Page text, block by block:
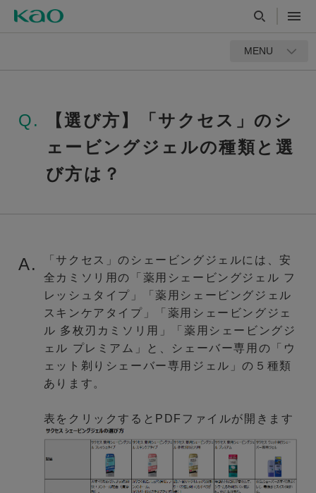
MENU
Q.
【選び方】「サクセス」のシ
ェービングジェルの種類と選
び方は？
A.
「サクセス」のシェービングジェルには、安
全カミソリ用の「薬用シェービングジェル フ
レッシュタイプ」「薬用シェービングジェル
スキンケアタイプ」「薬用シェービングジェ
ル 多枚刃カミソリ用」「薬用シェービングジ
ェル プレミアム」と、シェーバー専用の「ウ
ェット剃りシェーバー専用ジェル」の５種類
あります。
表をクリックするとPDFファイルが開きます